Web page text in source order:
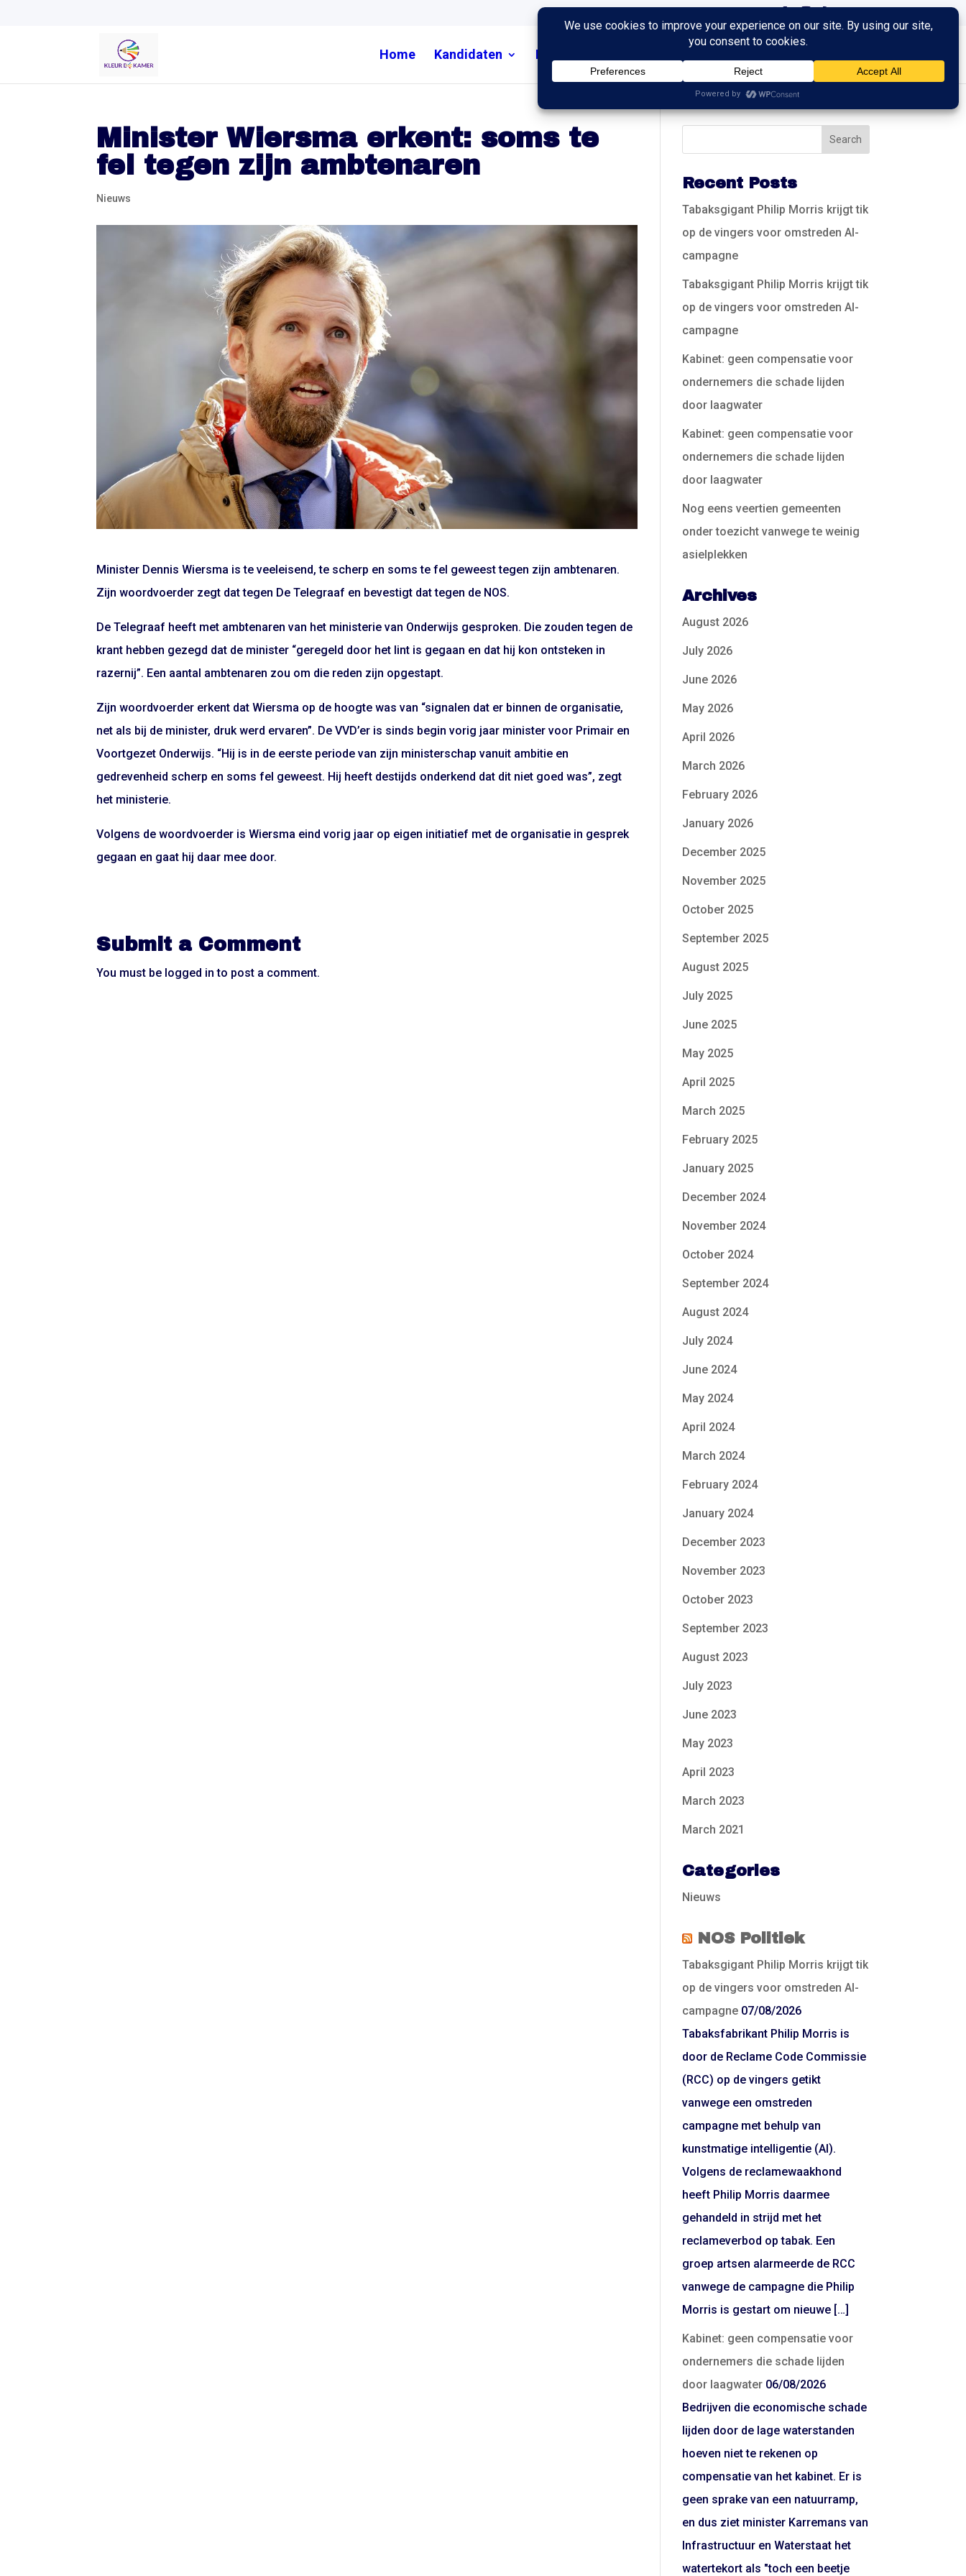
Home Kandidaten Nieuws
Minister Wiersma erkent: soms te
fel tegen zijn ambtenaren
Nieuws
Minister Dennis Wiersma is te veeleisend, te scherp en soms te fel geweest tegen zijn ambtenaren.
Zijn woordvoerder zegt dat tegen De Telegraaf en bevestigt dat tegen de NOS.
De Telegraaf heeft met ambtenaren van het ministerie van Onderwijs gesproken. Die zouden tegen de
krant hebben gezegd dat de minister “geregeld door het lint is gegaan en dat hij kon ontsteken in
razernij”. Een aantal ambtenaren zou om die reden zijn opgestapt.
Zijn woordvoerder erkent dat Wiersma op de hoogte was van “signalen dat er binnen de organisatie,
net als bij de minister, druk werd ervaren”. De VVD’er is sinds begin vorig jaar minister voor Primair en
Voortgezet Onderwijs. “Hij is in de eerste periode van zijn ministerschap vanuit ambitie en
gedrevenheid scherp en soms fel geweest. Hij heeft destijds onderkend dat dit niet goed was”, zegt
het ministerie.
Volgens de woordvoerder is Wiersma eind vorig jaar op eigen initiatief met de organisatie in gesprek
gegaan en gaat hij daar mee door.
Submit a Comment
You must be logged in to post a comment.
Recent Posts
Tabaksgigant Philip Morris krijgt tik
op de vingers voor omstreden AI-
campagne
Tabaksgigant Philip Morris krijgt tik
op de vingers voor omstreden AI-
campagne
Kabinet: geen compensatie voor
ondernemers die schade lijden
door laagwater
Kabinet: geen compensatie voor
ondernemers die schade lijden
door laagwater
Nog eens veertien gemeenten
onder toezicht vanwege te weinig
asielplekken
Archives
August 2026
July 2026
June 2026
May 2026
April 2026
March 2026
February 2026
January 2026
December 2025
November 2025
October 2025
September 2025
August 2025
July 2025
June 2025
May 2025
April 2025
March 2025
February 2025
January 2025
December 2024
November 2024
October 2024
September 2024
August 2024
July 2024
June 2024
May 2024
April 2024
March 2024
February 2024
January 2024
December 2023
November 2023
October 2023
September 2023
August 2023
July 2023
June 2023
May 2023
April 2023
March 2023
March 2021
Categories
Nieuws
NOS Politiek
Tabaksgigant Philip Morris krijgt tik
op de vingers voor omstreden AI-
campagne 07/08/2026
Tabaksfabrikant Philip Morris is
door de Reclame Code Commissie
(RCC) op de vingers getikt
vanwege een omstreden
campagne met behulp van
kunstmatige intelligentie (AI).
Volgens de reclamewaakhond
heeft Philip Morris daarmee
gehandeld in strijd met het
reclameverbod op tabak. Een
groep artsen alarmeerde de RCC
vanwege de campagne die Philip
Morris is gestart om nieuwe […]
Kabinet: geen compensatie voor
ondernemers die schade lijden
door laagwater 06/08/2026
Bedrijven die economische schade
lijden door de lage waterstanden
hoeven niet te rekenen op
compensatie van het kabinet. Er is
geen sprake van een natuurramp,
en dus ziet minister Karremans van
Infrastructuur en Waterstaat het
watertekort als "toch een beetje